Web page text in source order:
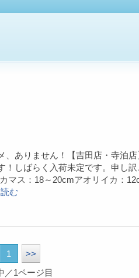
、ありません！【吉田店・寺泊
！しばらく入荷未定です。申し
マス：18～20cmアオリイカ：
む
1
>>
／1ページ目